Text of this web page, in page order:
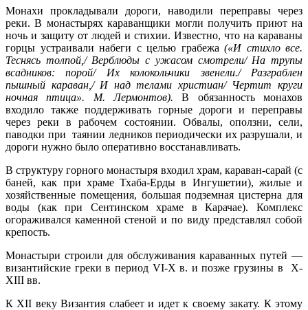
Монахи прокладывали дороги, наводили переправы через
реки. В монастырях караванщики могли получить приют на
ночь и защиту от людей и стихии. Известно, что на караваны
горцы устраивали набеги с целью грабежа («И стихло все.
Теснясь толпой,/ Верблюды с ужасом смотрели/ На трупы
всадников: порой/ Их колокольчики звенели./ Разграблен
пышный караван,/ И над телами христиан/ Чертит круги
ночная птица». М. Лермонтов).В обязанность монахов
входило также поддерживать горные дороги и переправы
через реки в рабочем состоянии. Обвалы, оползни, сели,
паводки при таянии ледников периодически их разрушали, и
дороги нужно было оперативно восстанавливать.
В структуру горного монастыря входил храм, караван-сарай (с
баней, как при храме Тхаба-Ерды в Ингушетии), жилые и
хозяйственные помещения, большая подземная цистерна для
воды (как при Сентинском храме в Карачае). Комплекс
огораживался каменной стеной и по виду представлял собой
крепость.
Монастыри строили для обслуживания караванных путей —
византийские греки в период VI-X в. и позже грузины в X-
XIII вв.
К XII веку Византия слабеет и идет к своему закату. К этому